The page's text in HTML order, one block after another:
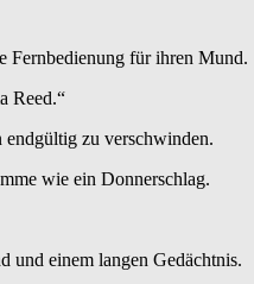
Fernbedienung für ihren Mund.
Reed.“
endgültig zu verschwinden.
wie ein Donnerschlag.
und einem langen Gedächtnis.